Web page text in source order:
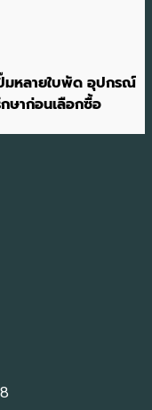
มหลายใบพัด อุปกรณ์
ษาก่อนเลือกซื้อ